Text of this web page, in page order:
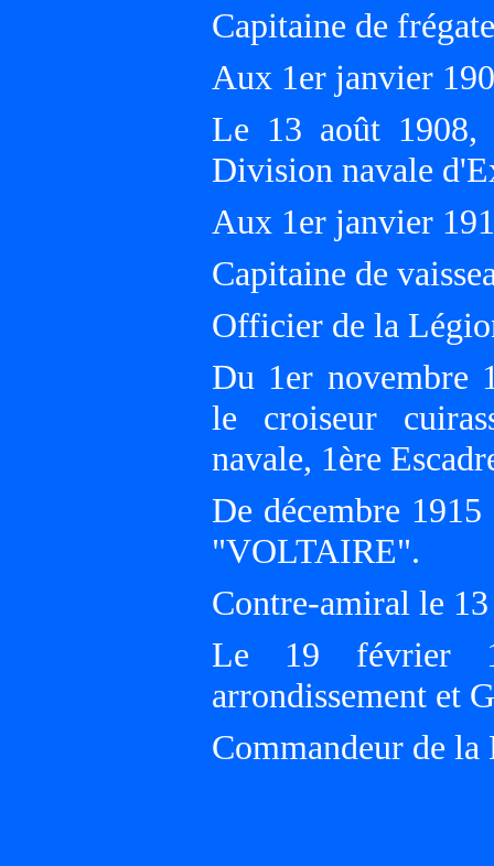
Capitaine de
Aux 1er janvier
Le 13 août 1908,
Division navale
Aux 1er janvier
Capitaine de
Officier de la
Du 1er novembre
le croiseur
navale, 1ère
De décembre
"VOLTAIRE".
Contre-amiral le
Le 19 février
arrondissement et
Commandeur de